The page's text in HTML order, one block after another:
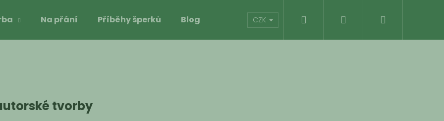
Na přání Příběhy šperků Blog Kontakty Hodnocení obchodu
CZK Přihlášení
tvorby